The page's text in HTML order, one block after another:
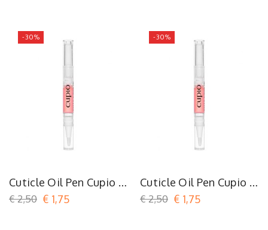
-30%
Cuticle Oil Pen Cupio -
Rose Garden
€ 2,50 € 1,75
-30%
Cuticle Oil Pen Cupio -
Strawberry Cake
€ 2,50 € 1,75